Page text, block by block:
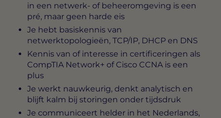
in een netwerk- of beheeromgeving is een
pré, maar geen harde eis
Je hebt basiskennis van
netwerktopologieën, TCP/IP, DHCP en DNS
Kennis van of interesse in certificeringen als
CompTIA Network+ of Cisco CCNA is een
plus
Je werkt nauwkeurig, denkt analytisch en
blijft kalm bij storingen onder tijdsdruk
Je communiceert helder in het Nederlands,